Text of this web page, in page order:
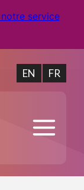
service
EN FR